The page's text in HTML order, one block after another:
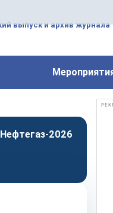
техническим
нефтехимических,
выпуск и архив журнала
2026